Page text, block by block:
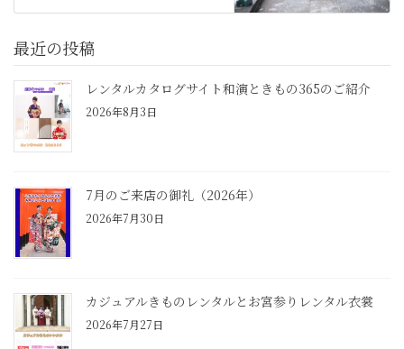
最近の投稿
レンタルカタログサイト和演ときもの365のご紹介
2026年8月3日
7月のご来店の御礼（2026年）
2026年7月30日
カジュアルきものレンタルとお宮参りレンタル衣裳
2026年7月27日